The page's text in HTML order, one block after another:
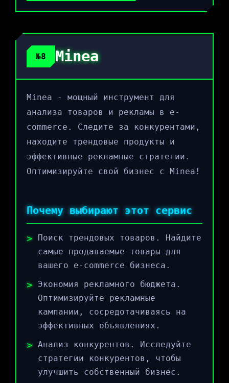
№8 Minea
Minea - мощный инструмент для
анализа товаров и рекламы в e-
commerce. Следите за конкурентами,
находите трендовые продукты и
эффективные рекламные стратегии.
Оптимизируйте свой бизнес с Minea!
Почему выбирают этот сервис
Поиск трендовых товаров. Найдите
самые продаваемые товары для
вашего e-commerce бизнеса.
Экономия рекламного бюджета.
Оптимизируйте рекламные
кампании, сосредотачиваясь на
эффективных объявлениях.
Анализ конкурентов. Исследуйте
стратегии конкурентов, чтобы
улучшить собственный бизнес.